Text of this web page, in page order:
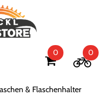
0 0
& Flaschenhalter